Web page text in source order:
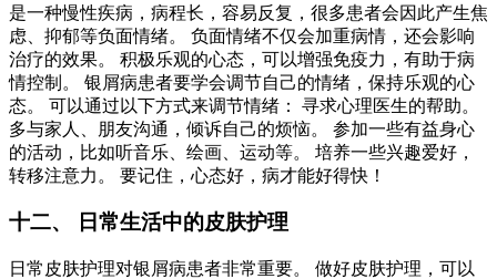
是一种慢性疾病，病程长，容易反复，很多患者会因此产生焦
虑、抑郁等负面情绪。 负面情绪不仅会加重病情，还会影响
治疗的效果。 积极乐观的心态，可以增强免疫力，有助于病
情控制。 银屑病患者要学会调节自己的情绪，保持乐观的心
态。 可以通过以下方式来调节情绪： 寻求心理医生的帮助。
多与家人、朋友沟通，倾诉自己的烦恼。 参加一些有益身心
的活动，比如听音乐、绘画、运动等。 培养一些兴趣爱好，
转移注意力。 要记住，心态好，病才能好得快！
十二、 日常生活中的皮肤护理
日常皮肤护理对银屑病患者非常重要。 做好皮肤护理，可以